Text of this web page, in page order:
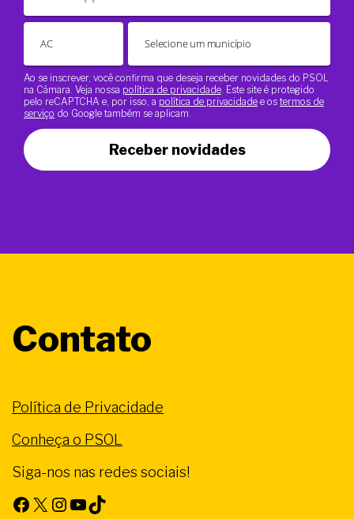
Ao se inscrever, você confirma que deseja receber novidades do PSOL
na Câmara. Veja nossa política de privacidade . Este site é protegido
pelo reCAPTCHA e, por isso, a política de privacidade e os termos de
serviço do Google também se aplicam.
Receber novidades
Contato
Política de Privacidade
Conheça o PSOL
Siga-nos nas redes sociais!
Facebook X Instagram Youtube TikTok